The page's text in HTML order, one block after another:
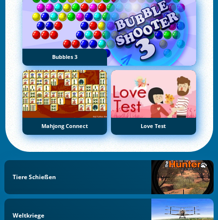
Bubbles 3
Mahjong Connect Love Test
Tiere Schießen
Weltkriege